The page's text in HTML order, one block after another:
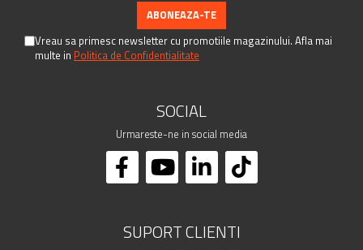
Vreau sa primesc newsletter cu promotiile magazinului. Afla mai
multe in Politica de Confidentialitate
SOCIAL
Urmareste-ne in social media
SUPORT CLIENTI